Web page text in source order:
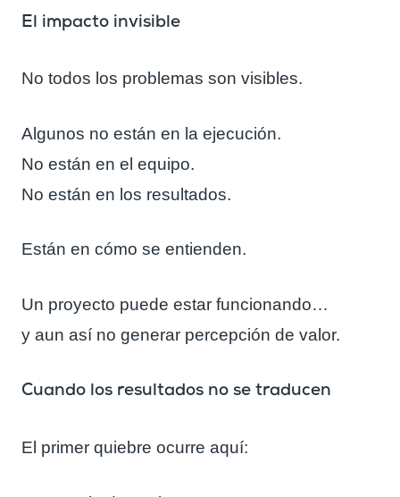
El impacto invisible
No todos los problemas son visibles.
Algunos no están en la ejecución.
No están en el equipo.
No están en los resultados.
Están en cómo se entienden.
Un proyecto puede estar funcionando…
y aun así no generar percepción de valor.
Cuando los resultados no se traducen
El primer quiebre ocurre aquí: